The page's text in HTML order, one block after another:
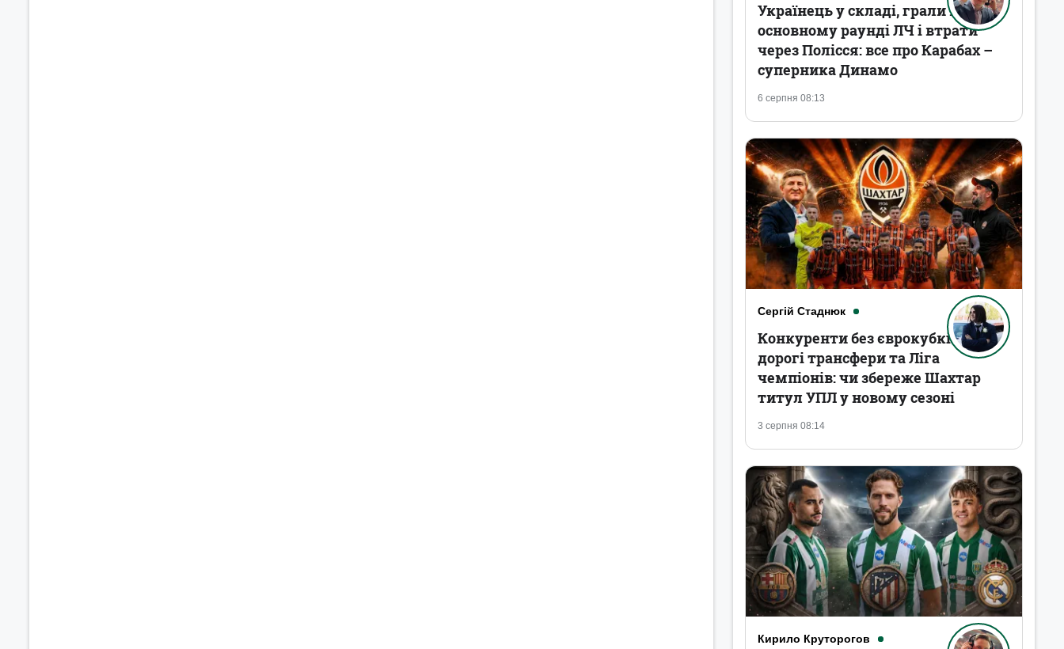
6 серпня 08:13
Українець у складі, грали в
основному раунді ЛЧ і втрати
через Полісся: все про Карабах –
суперника Динамо
Сергій Стаднюк
3 серпня 08:14
Конкуренти без єврокубків,
дорогі трансфери та Ліга
чемпіонів: чи збереже Шахтар
титул УПЛ у новому сезоні
Кирило Круторогов